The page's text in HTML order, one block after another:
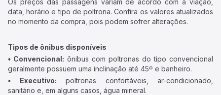
Os preços das passagens variam de acordo com a viação,
data, horário e tipo de poltrona. Confira os valores atualizados
no momento da compra, pois podem sofrer alterações.
Tipos de ônibus disponíveis
• Convencional: ônibus com poltronas do tipo convencional
geralmente possuem uma inclinação até 45º e banheiro.
• Executivo: poltronas confortáveis, ar-condicionado,
sanitário e, em alguns casos, água mineral.